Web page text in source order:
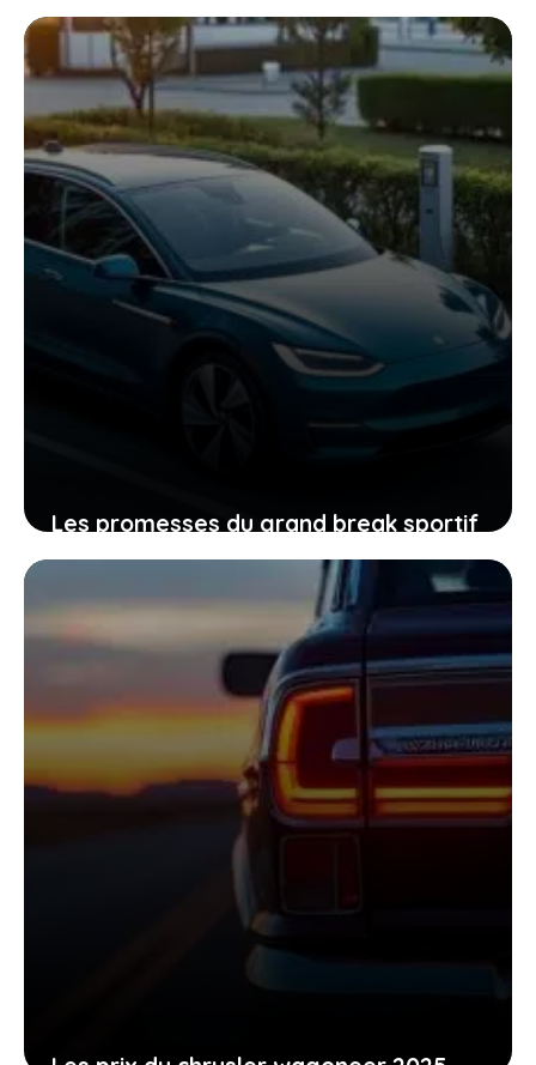
sur la véritable révolution des voitures
électriques qui vous attend
31 décembre 2025
Les promesses du grand break sportif
électrique de peugeot pour les
passionnés de conduite
27 décembre 2025